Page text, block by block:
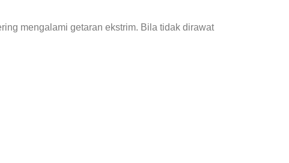
mengalami getaran ekstrim. Bila tidak dirawat